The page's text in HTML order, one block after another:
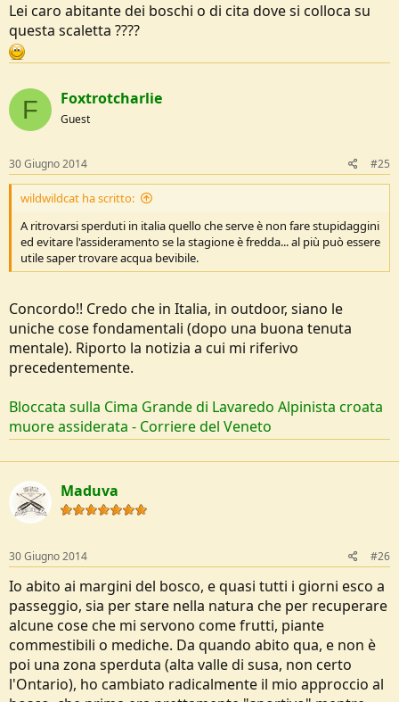
Lei caro abitante dei boschi o di cita dove si colloca su
questa scaletta ????
F Foxtrotcharlie
Guest
30 Giugno 2014 #25
wildwildcat ha scritto:
A ritrovarsi sperduti in italia quello che serve è non fare stupidaggini
ed evitare l'assideramento se la stagione è fredda... al più può essere
utile saper trovare acqua bevibile.
Concordo!! Credo che in Italia, in outdoor, siano le
uniche cose fondamentali (dopo una buona tenuta
mentale). Riporto la notizia a cui mi riferivo
precedentemente.
Bloccata sulla Cima Grande di Lavaredo Alpinista croata
muore assiderata - Corriere del Veneto
Maduva
30 Giugno 2014 #26
Io abito ai margini del bosco, e quasi tutti i giorni esco a
passeggio, sia per stare nella natura che per recuperare
alcune cose che mi servono come frutti, piante
commestibili o mediche. Da quando abito qua, e non è
poi una zona sperduta (alta valle di susa, non certo
l'Ontario), ho cambiato radicalmente il mio approccio al